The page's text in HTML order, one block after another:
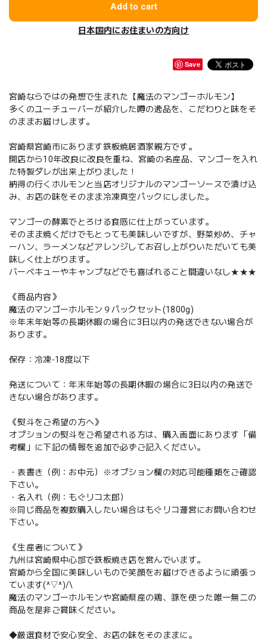
Add to cart
日本国内にお住まいの方向け
Save
宮崎ならではの発想で生まれた【魔法のマンゴーホルモン】
多くのユーチューバーが紹介した噂の逸品を、こだわりと味をそ
のままお届けします。
宮崎県宮崎市にあります鉄板焼居酒家親方です。
開店から10年改良に改良を重ね、宮崎の名産品、マンゴーを入れ
た特製ダレが出来上がりました！
納得の行くホルモンと当店オリジナルのマンゴーソースで漬け込
み、お店の味をそのまま冷凍真空パックにしました。
マンゴーの酵素でとろける食感に仕上がっています。
そのまま焼くだけでもとっても美味しいですが、野菜炒め、チャ
ーハン、ラーメンなどアレンジしてお召し上がりいただいても美
味しく仕上がります。
バーベキューやキャンプなどでも喜ばれること間違いなし★★★
《商品内容》
魔法のマンゴーホルモン９パックセット(1800g)
※年末年始等の長期休暇の場合に3日以内の発送できない場合が
あります。
保存：冷凍-18度以下
発送について：年末年始等の長期休暇の場合に3日以内の発送で
きない場合があります。
《熨斗をご希望の方へ》
オプションの熨斗をご希望される方は、購入画面にあります「備
考欄」に下記の情報を追加で必ずご記入ください。
・表書き（例：お中元）※オプション欄の対応可能種類をご確認
下さい。
・名入れ（例：もぐリコ太郎）
※同じ商品を複数購入したい場合はもぐリコ運営にお問い合わせ
下さい。
《生産者について》
九州は宮崎県中心部で鉄板焼き店を営んでいます。
宮崎から全国に美味しいもので笑顔をお届けできるように頑張っ
ています(^▽^)/\
魔法のマンゴーホルモンや宮崎県産の鶏、豚を使った唯一無二の
商品を是非ご賞味ください。
◆厳選食材で安心安全、お店の味をそのままに。